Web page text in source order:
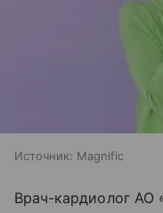
Источник: Magnific
Врач-кардиолог АО